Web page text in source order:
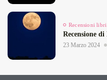
Recensioni libri
Recensione
23 Marzo 2024